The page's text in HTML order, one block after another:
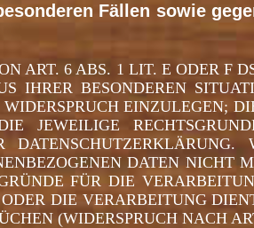
Fällen sowie
ART. 6 ABS. 1 LIT. E ODER F
IHRER BESONDEREN
EINZULEGEN;
JEWEILIGE
DATEN NICHT
FÜR DIE
DIE VERARBEITUNG
(WIDERSPRUCH NACH